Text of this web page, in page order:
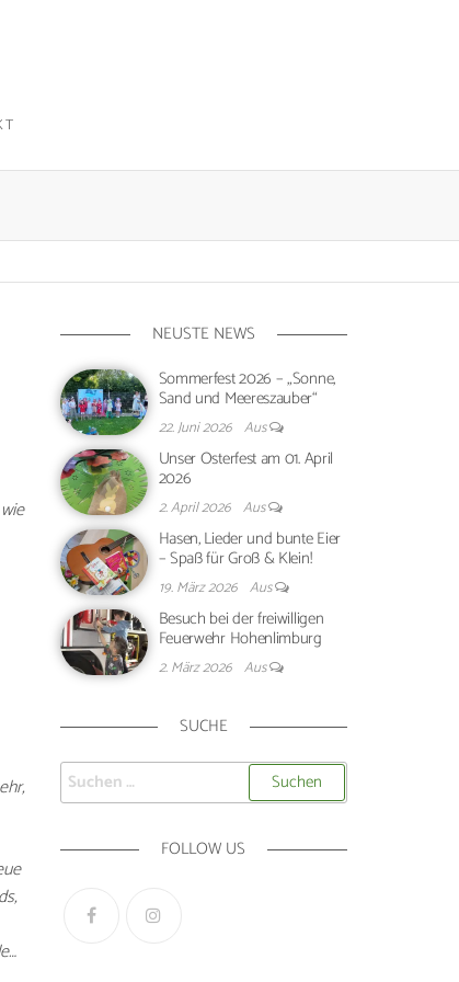
NEUSTE NEWS
Sommerfest 2026 – „Sonne,
Sand und Meereszauber“
22. Juni 2026 Aus
Unser Osterfest am 01. April
2026
2. April 2026 Aus
Hasen, Lieder und bunte Eier
– Spaß für Groß & Klein!
19. März 2026 Aus
Besuch bei der freiwilligen
Feuerwehr Hohenlimburg
2. März 2026 Aus
SUCHE
FOLLOW US